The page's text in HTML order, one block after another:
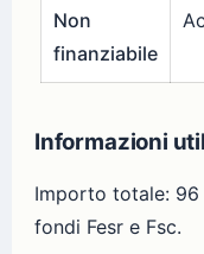
Non
finanziabile
Informazioni
Importo totale:
fondi Fesr e Fsc.